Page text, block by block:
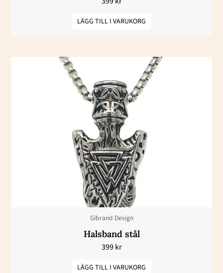
LÄGG TILL I VARUKORG
Gibrand Design
Halsband stål
399kr
LÄGG TILL I VARUKORG